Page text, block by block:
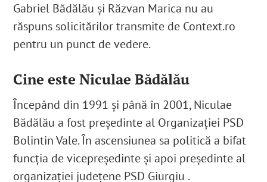
Gabriel Bădălău și Răzvan Marica nu au
răspuns solicitărilor transmite de Context.ro
pentru un punct de vedere.
Cine este Niculae Bădălău
Începând din 1991 și până în 2001, Niculae
Bădălău a fost preşedinte al Organizaţiei PSD
Bolintin Vale. În ascensiunea sa politică a bifat
funcția de vicepreşedinte și apoi președinte al
organizaţiei judeţene PSD Giurgiu .